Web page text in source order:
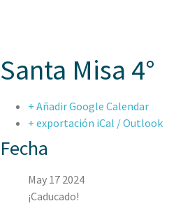
Santa Misa 4°
+ Añadir Google Calendar
+ exportación iCal / Outlook
Fecha
May 17 2024
¡Caducado!